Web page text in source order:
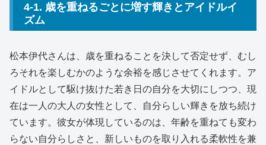
4-1. 歳を重ねるごとに増す輝きとアイドルイ
ズム
松本伊代さんは、歳を重ねることを決して否定せず、むし
ろそれを楽しむかのような余裕を感じさせてくれます。ア
イドルとして駆け抜けた若き日の自分を大切にしつつ、現
在は一人の大人の女性として、自分らしい輝きを放ち続け
ています。彼女が体現しているのは、年齢を重ねても変わ
らない自分らしさと、新しいものを取り入れる柔軟性を兼